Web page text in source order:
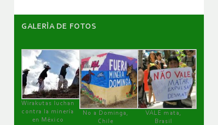
GALERÌA DE FOTOS
Wirakutas luchan
contra la minería
en México
No a Dominga,
Chile
VALE mata,
Brasil